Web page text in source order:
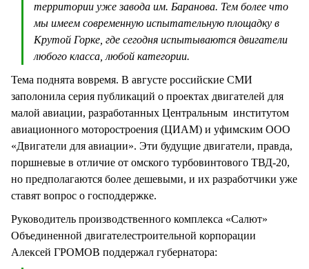
территории уже завода им. Баранова. Тем более что
мы имеем современную испытательную площадку в
Крутой Горке, где сегодня испытываются двигатели
любого класса, любой категории.
Тема поднята вовремя. В августе российские СМИ
заполонила серия публикаций о проектах двигателей для
малой авиации, разработанных Центральным институтом
авиационного моторостроения (ЦИАМ) и уфимским ООО
«Двигатели для авиации». Эти будущие двигатели, правда,
поршневые в отличие от омского турбовинтового ТВД-20,
но предполагаются более дешевыми, и их разработчики уже
ставят вопрос о господдержке.
Руководитель производственного комплекса «Салют»
Объединенной двигателестроительной корпорации
Алексей ГРОМОВ поддержал губернатора: